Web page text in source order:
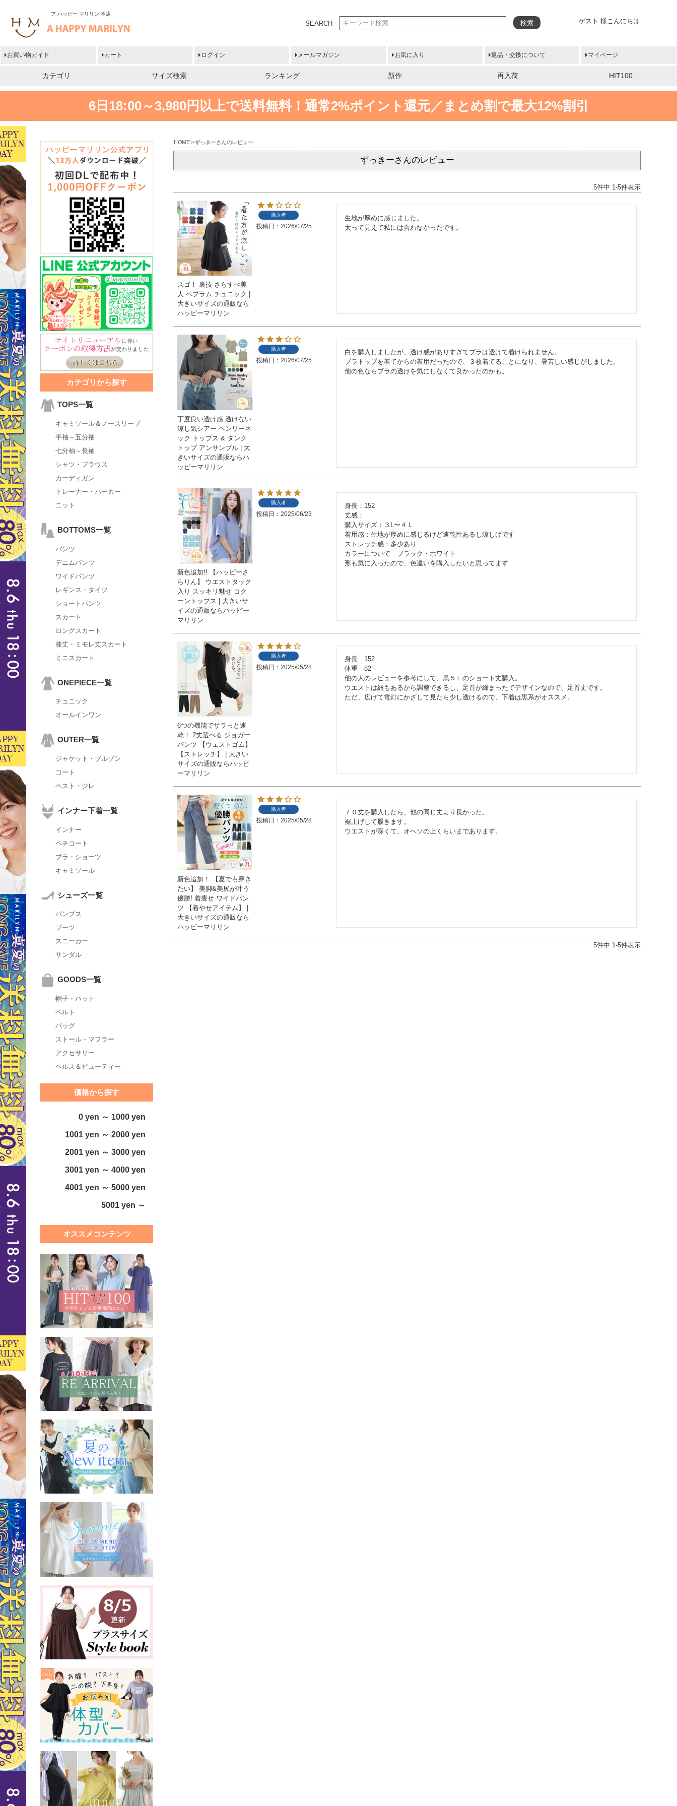
ア ハッピー マリリン 本店
ゲスト 様こんにちは
SEARCH 検索
お買い物ガイド カート ログイン メールマガジン お気に入り 返品・交換について マイページ
カテゴリ サイズ検索 ランキング 新作 再入荷 HIT100
6日18:00～3,980円以上で送料無料！ 通常2%ポイント還元／まとめ割で最大12%割引
カテゴリから探す
TOPS一覧
キャミソール＆ノースリーブ
半袖～五分袖
七分袖～長袖
シャツ・ブラウス
カーディガン
トレーナー・パーカー
ニット
BOTTOMS一覧
パンツ
デニムパンツ
ワイドパンツ
レギンス・タイツ
ショートパンツ
スカート
ロングスカート
膝丈・ミモレ丈スカート
ミニスカート
ONEPIECE一覧
チュニック
オールインワン
OUTER一覧
ジャケット・ブルゾン
コート
ベスト・ジレ
インナー下着一覧
インナー
ペチコート
ブラ・ショーツ
キャミソール
シューズ一覧
パンプス
ブーツ
スニーカー
サンダル
GOODS一覧
帽子・ハット
ベルト
バッグ
ストール・マフラー
アクセサリー
ヘルス＆ビューティー
価格から探す
0 yen ～ 1000 yen
1001 yen ～ 2000 yen
2001 yen ～ 3000 yen
3001 yen ～ 4000 yen
4001 yen ～ 5000 yen
5001 yen ～
オススメコンテンツ
HOME ずっきーさんのレビュー
ずっきーさんのレビュー
5件中 1 -5件表示
スゴ！ 裏技 さらすべ美
人 ペプラム チュニック |
大きいサイズの通販なら
ハッピーマリリン
購入者
投稿日 2026/07/25
生地が厚めに感じました。
太って見えて私には合わなかったです。
丁度良い透け感 透けない
涼し気シアー ヘンリーネ
ック トップス & タンク
トップ アンサンブル | 大
きいサイズの通販ならハ
ッピーマリリン
購入者
投稿日 2026/07/25
白を購入しましたが、透け感がありすぎてブラは透けて着けられません。
ブラトップを着てからの着用だったので、３枚着てることになり、暑苦しい感じがしました。
他の色ならブラの透けを気にしなくて良かったのかも。
新色追加!! 【ハッピーさ
らりん】 ウエストタック
入り スッキリ魅せ コク
ーントップス | 大きいサ
イズの通販ならハッピー
マリリン
購入者
投稿日 2025/06/23
身長：152
丈感：
購入サイズ：３L〜４Ｌ
着用感：生地が厚めに感じるけど速乾性あるし涼しげです
ストレッチ感：多少あり
カラーについて　ブラック・ホワイト
形も気に入ったので、色違いを購入したいと思ってます
6つの機能でサラっと速
乾！ 2丈選べる ジョガー
パンツ 【ウェストゴム】
【ストレッチ】 | 大きい
サイズの通販ならハッピ
ーマリリン
購入者
投稿日 2025/05/28
身長　152
体重　82
他の人のレビューを参考にして、黒５Ｌのショート丈購入。
ウエストは紐もあるから調整できるし、足首が締まったでデザインなので、足首丈です。
ただ、広げて電灯にかざして見たら少し透けるので、下着は黒系がオススメ。
新色追加！ 【夏でも穿き
たい】 美脚&美尻が叶う
優勝! 着痩せ ワイドパン
ツ 【着やせアイテム】 |
大きいサイズの通販なら
ハッピーマリリン
購入者
投稿日 2025/05/28
７０丈を購入したら、他の同じ丈より長かった。
裾上げして履きます。
ウエストが深くて、オヘソの上くらいまであります。
5件中 1-5件表示